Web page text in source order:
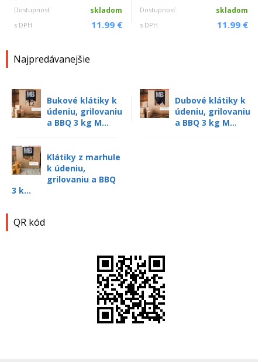
Dostupnosť skladom
s DPH 11.99 €
Dostupnosť skladom
s DPH 11.99 €
Najpredávanejšie
Bukové klátiky k
údeniu, grilovaniu
a BBQ 3 kg M...
Dubové klátiky k
údeniu, grilovaniu
a BBQ 3 kg M...
Klátiky z marhule
k údeniu,
grilovaniu a BBQ
3 k...
QR kód